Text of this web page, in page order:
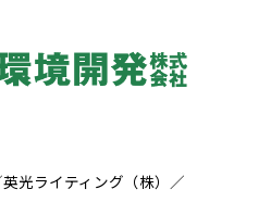
英光ライティング（株）